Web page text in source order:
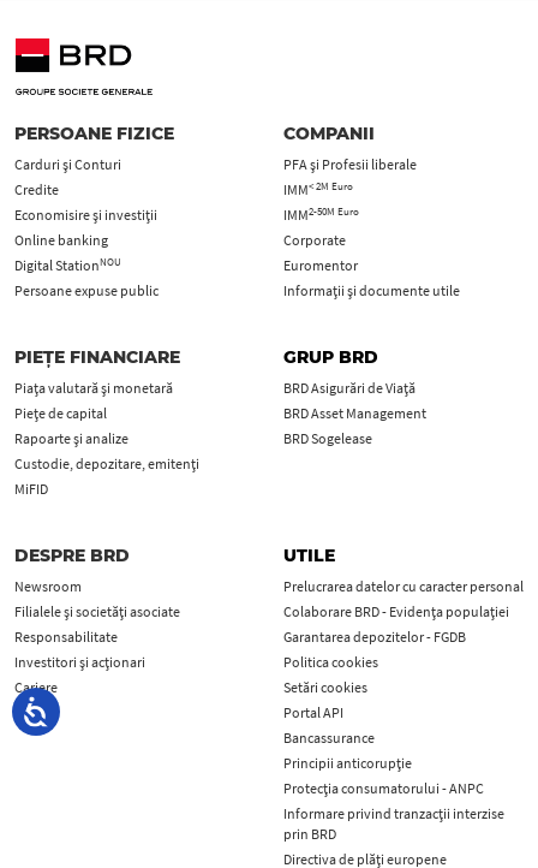
PERSOANE FIZICE
Carduri şi Conturi
Credite
Economisire și investiții
Online banking
Digital StationNOU
Persoane expuse public
COMPANII
PFA şi Profesii liberale
IMM< 2M Euro
IMM2-50M Euro
Corporate
Euromentor
Informații și documente utile
PIEȚE FINANCIARE
Piața valutară și monetară
Piețe de capital
Rapoarte și analize
Custodie, depozitare, emitenți
MiFID
GRUP BRD
BRD Asigurări de Viață
BRD Asset Management
BRD Sogelease
DESPRE BRD
Newsroom
Filialele și societăți asociate
Responsabilitate
Investitori și acționari
Cariere
UTILE
Prelucrarea datelor cu caracter personal
Colaborare BRD - Evidența populației
Garantarea depozitelor - FGDB
Politica cookies
Setări cookies
Portal API
Bancassurance
Principii anticorupţie
Protecţia consumatorului - ANPC
Informare privind tranzacții interzise
prin BRD
Directiva de plăți europene